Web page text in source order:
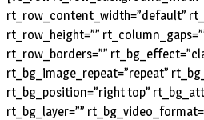
rt_row_content_width=”default”
rt_row_height=””
rt_row_borders=””
rt_bg_image_repeat=”repeat”
rt_bg_position=”right top”
rt_bg_layer=””